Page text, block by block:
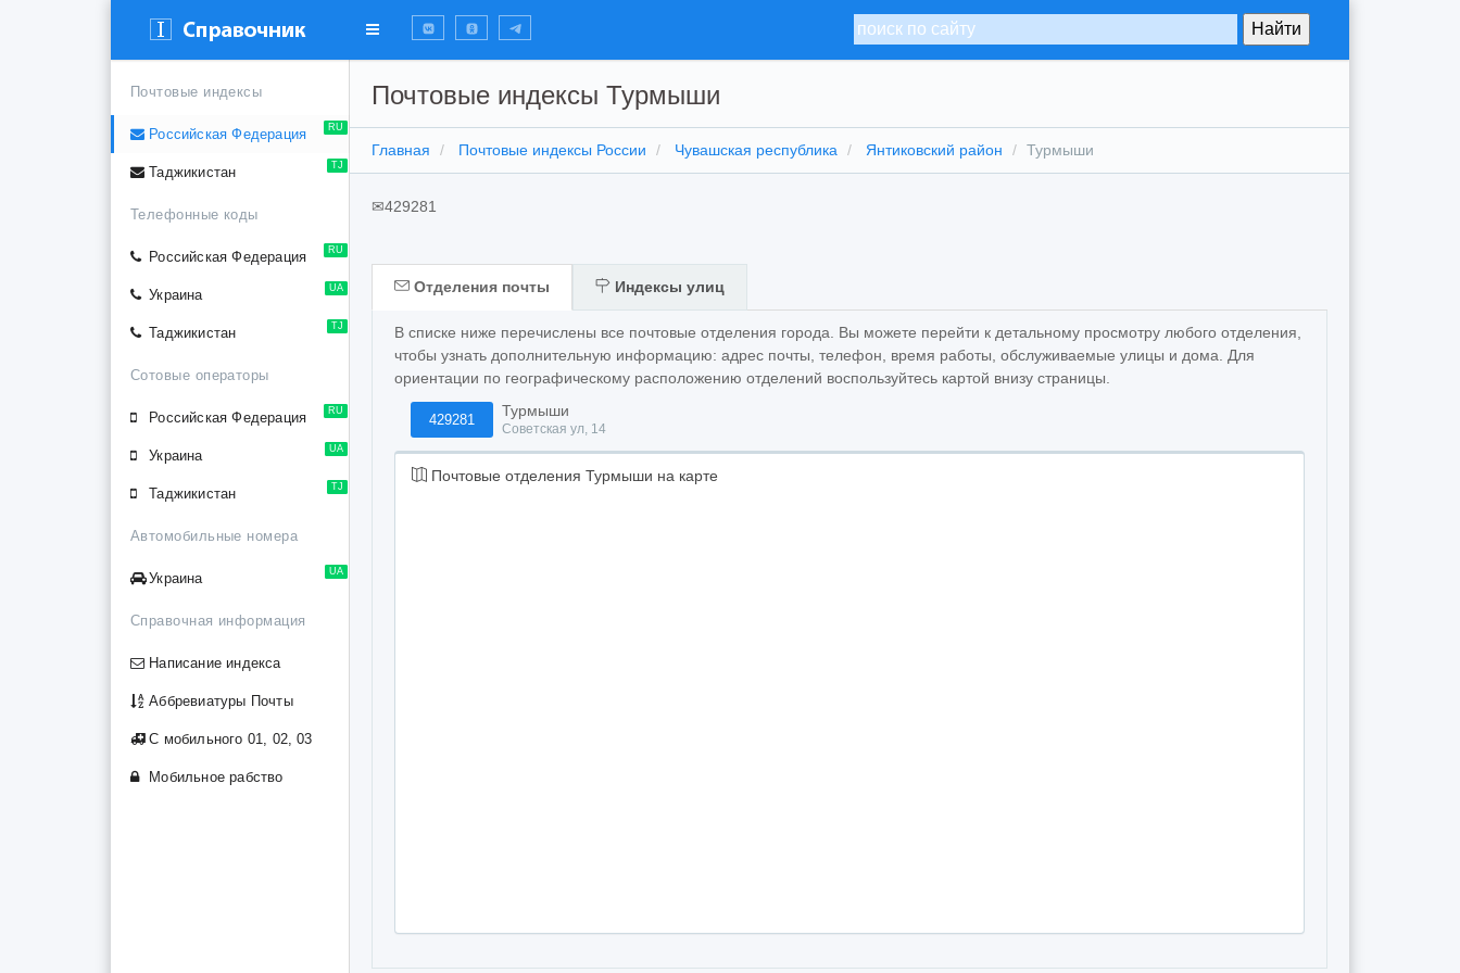
Почтовые индексы
RU
Российская Федерация
TJ
Таджикистан
Телефонные коды
RU
Российская Федерация
UA
Украина
TJ
Таджикистан
Сотовые операторы
RU
Российская Федерация
UA
Украина
TJ
Таджикистан
Автомобильные номера
UA
Украина
Справочная информация
Написание индекса
Аббревиатуры Почты
С мобильного 01, 02, 03
Мобильное рабство
Почтовые индексы Турмыши
Главная Почтовые индексы России Чувашская республика Янтиковский район Турмыши
✉429281
Отделения почты Индексы улиц
В списке ниже перечислены все почтовые отделения города. Вы можете перейти к детальному просмотру любого отделения,
чтобы узнать дополнительную информацию: адрес почты, телефон, время работы, обслуживаемые улицы и дома. Для
ориентации по географическому расположению отделений воспользуйтесь картой внизу страницы.
429281
Турмыши
Советская ул, 14
Почтовые отделения Турмыши на карте